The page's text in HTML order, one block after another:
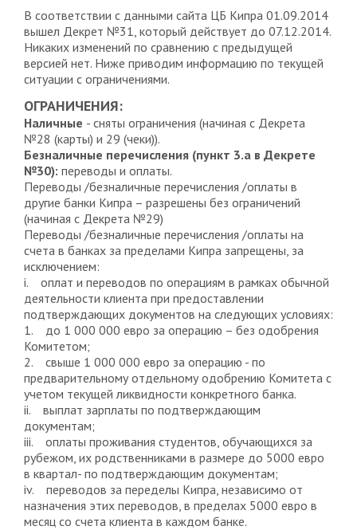
В соответствии с данными сайта ЦБ Кипра 01.09.2014
вышел Декрет №31, который действует до 07.12.2014.
Никаких изменений по сравнению с предыдущей
версией нет. Ниже приводим информацию по текущей
ситуации с ограничениями.
ОГРАНИЧЕНИЯ:
Наличные - сняты ограничения (начиная с Декрета
№28 (карты) и 29 (чеки)).
Безналичные перечисления (пункт 3.a в Декрете
№30): переводы и оплаты.
Переводы /безналичные перечисления /оплаты в
другие банки Кипра – разрешены без ограничений
(начиная с Декрета №29)
Переводы /безналичные перечисления /оплаты на
счета в банках за пределами Кипра запрещены, за
исключением:
i. оплат и переводов по операциям в рамках обычной
деятельности клиента при предоставлении
подтверждающих документов на следующих условиях:
1. до 1 000 000 евро за операцию – без одобрения
Комитетом;
2. свыше 1 000 000 евро за операцию - по
предварительному отдельному одобрению Комитета с
учетом текущей ликвидности конкретного банка.
ii. выплат зарплаты по подтверждающим
документам;
iii. оплаты проживания студентов, обучающихся за
рубежом, их родственниками в размере до 5000 евро
в квартал- по подтверждающим документам;
iv. переводов за переделы Кипра, независимо от
назначения этих переводов, в пределах 5000 евро в
месяц со счета клиента в каждом банке.